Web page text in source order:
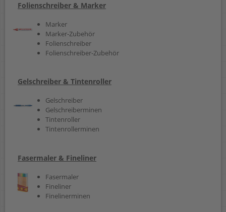
Folienschreiber & Marker
Marker
Marker-Zubehör
Folienschreiber
Folienschreiber-Zubehör
Gelschreiber & Tintenroller
Gelschreiber
Gelschreiberminen
Tintenroller
Tintenrollerminen
Fasermaler & Fineliner
Fasermaler
Fineliner
Finelinerminen